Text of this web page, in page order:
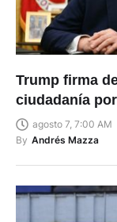
Trump firma
ciudadanía
agosto 7, 7:00 AM
By Andrés Mazza